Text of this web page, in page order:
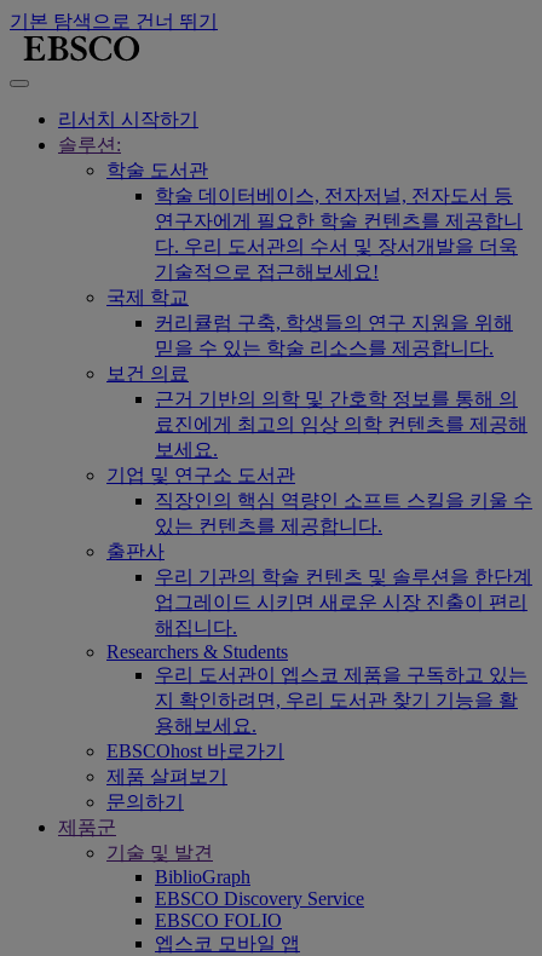
기본 탐색으로 건너 뛰기
리서치 시작하기
솔루션:
학술 도서관
학술 데이터베이스, 전자저널, 전자도서 등
연구자에게 필요한 학술 컨텐츠를 제공합니
다. 우리 도서관의 수서 및 장서개발을 더욱
기술적으로 접근해보세요!
국제 학교
커리큘럼 구축, 학생들의 연구 지원을 위해
믿을 수 있는 학술 리소스를 제공합니다.
보건 의료
근거 기반의 의학 및 간호학 정보를 통해 의
료진에게 최고의 임상 의학 컨텐츠를 제공해
보세요.
기업 및 연구소 도서관
직장인의 핵심 역량인 소프트 스킬을 키울 수
있는 컨텐츠를 제공합니다.
출판사
우리 기관의 학술 컨텐츠 및 솔루션을 한단계
업그레이드 시키면 새로운 시장 진출이 편리
해집니다.
Researchers & Students
우리 도서관이 엡스코 제품을 구독하고 있는
지 확인하려면, 우리 도서관 찾기 기능을 활
용해보세요.
EBSCOhost 바로가기
제품 살펴보기
문의하기
제품군
기술 및 발견
BiblioGraph
EBSCO Discovery Service
EBSCO FOLIO
엡스코 모바일 앱